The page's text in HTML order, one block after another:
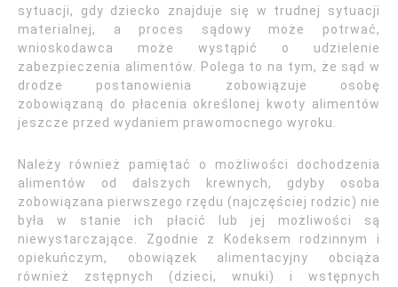
sytuacji, gdy dziecko znajduje się w trudnej sytuacji
materialnej, a proces sądowy może potrwać,
wnioskodawca może wystąpić o udzielenie
zabezpieczenia alimentów. Polega to na tym, że sąd w
drodze postanowienia zobowiązuje osobę
zobowiązaną do płacenia określonej kwoty alimentów
jeszcze przed wydaniem prawomocnego wyroku.
Należy również pamiętać o możliwości dochodzenia
alimentów od dalszych krewnych, gdyby osoba
zobowiązana pierwszego rzędu (najczęściej rodzic) nie
była w stanie ich płacić lub jej możliwości są
niewystarczające. Zgodnie z Kodeksem rodzinnym i
opiekuńczym, obowiązek alimentacyjny obciąża
również zstępnych (dzieci, wnuki) i wstępnych